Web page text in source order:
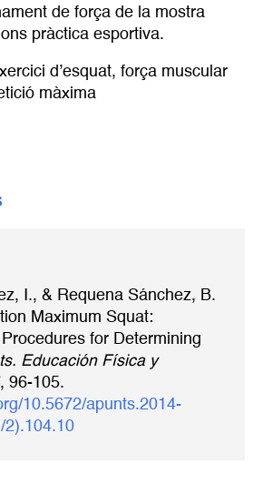
de força de la mostra
pràctica esportiva.
d’esquat, força muscular
màxima
I., & Requena Sánchez, B.
Maximum Squat:
for Determining
Educación Física y
, 96-105.
10.5672/apunts.2014-
2).104.10